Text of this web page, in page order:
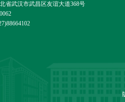
省武汉市武昌区友谊大道368号